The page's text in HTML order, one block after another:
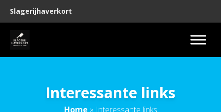
Slagerijhaverkort
Interessante links
Home » Interessante links